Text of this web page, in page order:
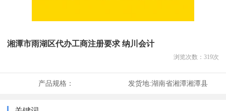
湘潭市雨湖区代办工商注册要求 纳川会计
浏览次数： 319次
产品规格： 发货地:湖南省湘潭湘潭县